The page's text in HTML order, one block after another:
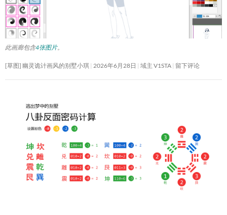
此画廊包含4张图片。
[草图] 幽灵诡计画风的别墅小琪 2026年6月28日 域主 V1STA 留下评论